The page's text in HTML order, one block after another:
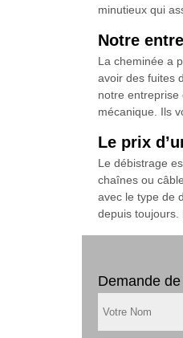
minutieux qui
Notre
La cheminée a
avoir des fuites
notre entreprise
mécanique. Ils
Le prix
Le débistrage
chaînes ou
avec le type de
depuis toujours.
Demande